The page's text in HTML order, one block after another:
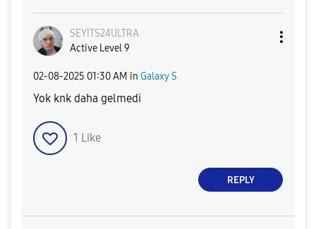
SEYİTS24ULTRA
Active Level 9
‎02-08-2025 01:30 AM in Galaxy S
Yok knk daha gelmedi
1 Like
REPLY